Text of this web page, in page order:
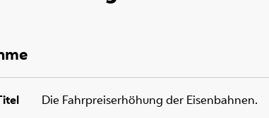
Die Fahrpreiserhöhung der Eisenbahnen.